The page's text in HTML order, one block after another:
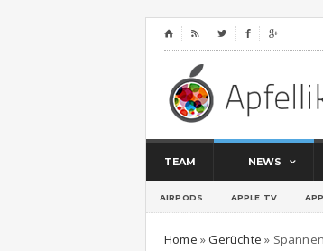
⌂    
TEAM NEWS
AIRPODS APPLE TV
Home »Gerüchte »